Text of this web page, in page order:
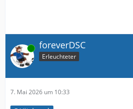
Online foreverDSC
Erleuchteter
7. Mai 2026 um 10:33